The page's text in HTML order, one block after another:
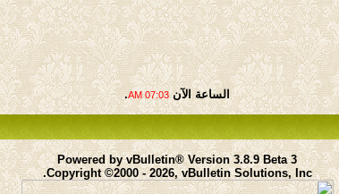
الساعة الآن07:03 AM
.
Powered by vBulletin® Version 3.8.9 Beta 3
Copyright ©2000 - 2026, vBulletin Solutions, Inc.